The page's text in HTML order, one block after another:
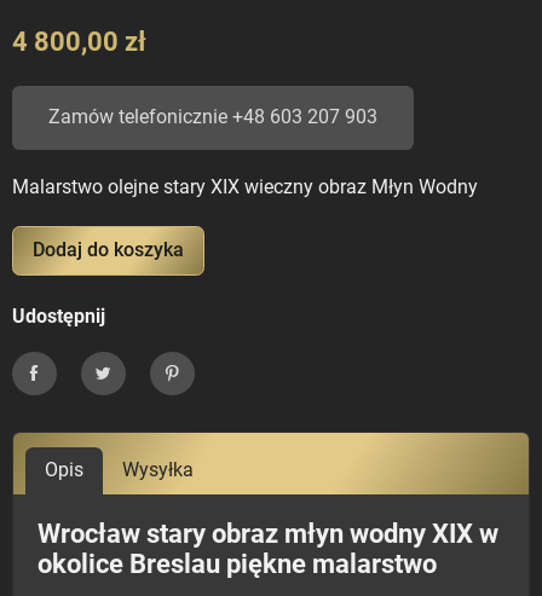
4 800,00 zł
Zamów telefonicznie +48 603 207 903
Malarstwo olejne stary XIX wieczny obraz Młyn Wodny
Dodaj do koszyka
Udostępnij
UdostępnijTweetujPinterest
Opis Wysyłka
Wrocław stary obraz młyn wodny XIX w
okolice Breslau piękne malarstwo